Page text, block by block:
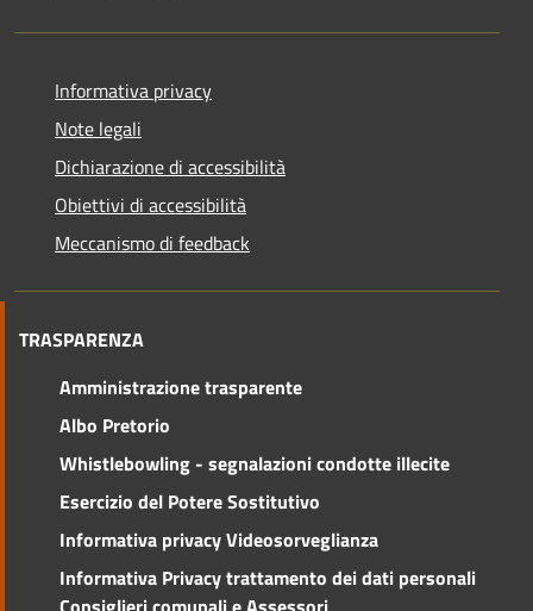
Informativa privacy
Note legali
Dichiarazione di accessibilità
Obiettivi di accessibilità
Meccanismo di feedback
TRASPARENZA
Amministrazione trasparente
Albo Pretorio
Whistlebowling - segnalazioni condotte illecite
Esercizio del Potere Sostitutivo
Informativa privacy Videosorveglianza
Informativa Privacy trattamento dei dati personali